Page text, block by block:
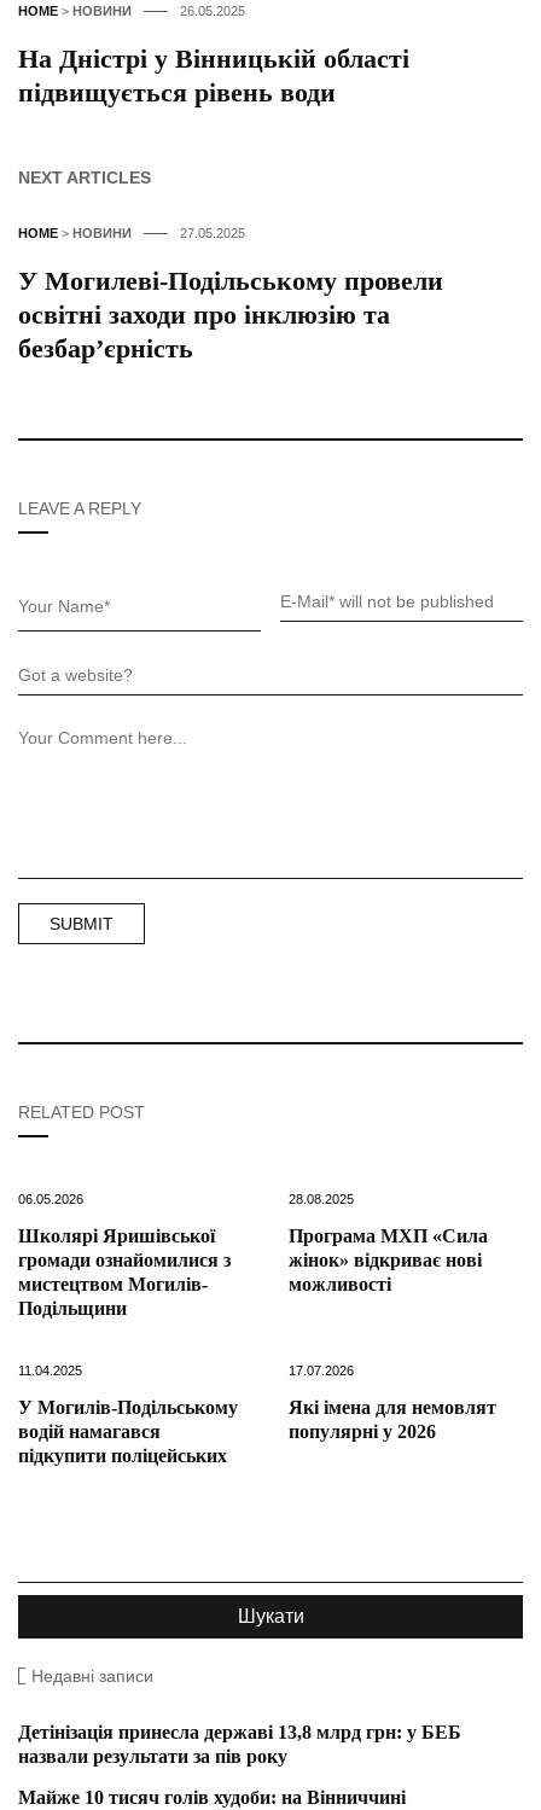
HOME > НОВИНИ 26.05.2025
На Дністрі у Вінницькій області
підвищується рівень води
NEXT ARTICLES
HOME > НОВИНИ 27.05.2025
У Могилеві-Подільському провели
освітні заходи про інклюзію та
безбар’єрність
LEAVE A REPLY
RELATED POST
06.05.2026
Школярі Яришівської
громади ознайомилися з
мистецтвом Могилів-
Подільщини
28.08.2025
Програма МХП «Сила
жінок» відкриває нові
можливості
11.04.2025
У Могилів-Подільському
водій намагався
підкупити поліцейських
17.07.2026
Які імена для немовлят
популярні у 2026
Недавні записи
Детінізація принесла державі 13,8 млрд грн: у БЕБ
назвали результати за пів року
Майже 10 тисяч голів худоби: на Вінниччині